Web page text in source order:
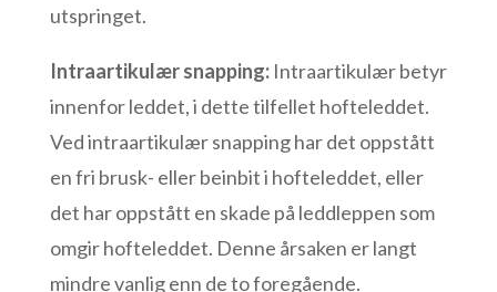
utspringet.
Intraartikulær snapping: Intraartikulær betyr
innenfor leddet, i dette tilfellet hofteleddet.
Ved intraartikulær snapping har det oppstått
en fri brusk- eller beinbit i hofteleddet, eller
det har oppstått en skade på leddleppen som
omgir hofteleddet. Denne årsaken er langt
mindre vanlig enn de to foregående.